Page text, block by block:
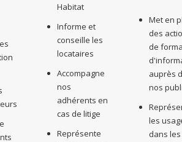
Habitat
Informe et
conseille les
locataires
Accompagne
nos
adhérents en
cas de litige
Représente
Met en
des
de
auprès
nos
les
dans les